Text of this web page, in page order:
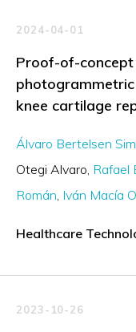
2024-04-01
Proof-of-
knee cartilage
Álvaro Bertelsen
Otegi Alvaro Rafael
Román Iván Macía
Healthcare
2023-10-26